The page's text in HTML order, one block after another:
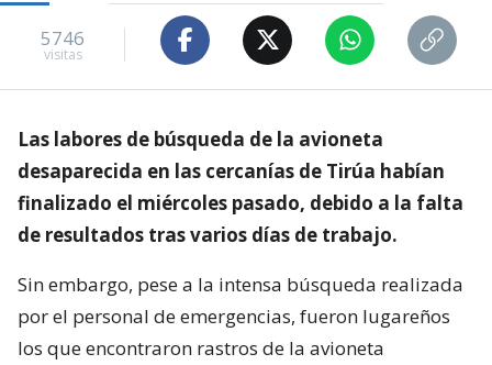
5746
visitas
Las labores de búsqueda de la avioneta
desaparecida en las cercanías de Tirúa habían
finalizado el miércoles pasado, debido a la falta
de resultados tras varios días de trabajo.
Sin embargo, pese a la intensa búsqueda realizada
por el personal de emergencias, fueron lugareños
los que encontraron rastros de la avioneta